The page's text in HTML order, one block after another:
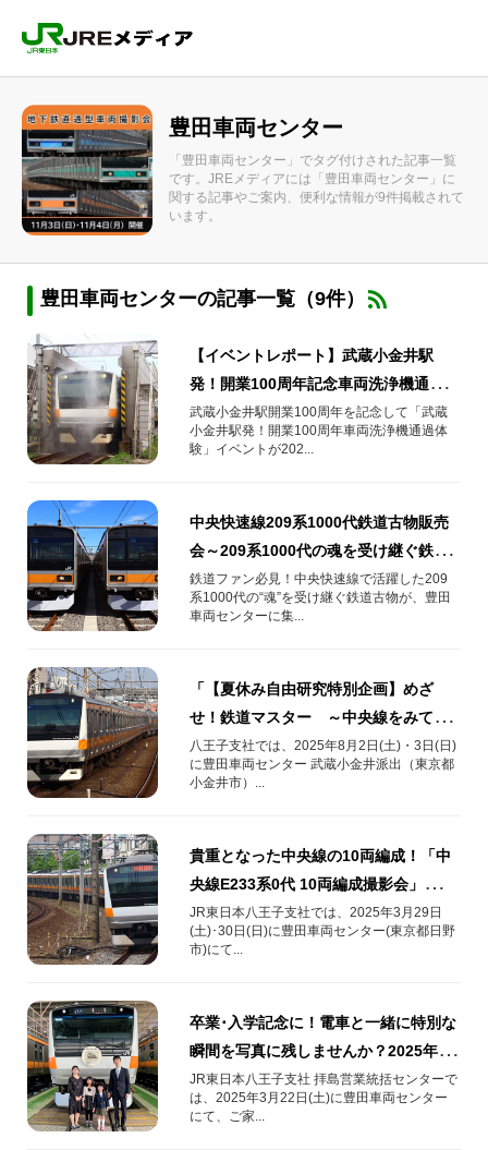
豊田車両センター
「豊田車両センター」でタグ付けされた記事一覧
です。JREメディアには「豊田車両センター」に
関する記事やご案内、便利な情報が9件掲載されて
います。
豊田車両センターの記事一覧（9件）
【イベントレポート】武蔵小金井駅
発！開業100周年記念車両洗浄機通過体
験
武蔵小金井駅開業100周年を記念して「武蔵
小金井駅発！開業100周年車両洗浄機通過体
験」イベントが202...
中央快速線209系1000代鉄道古物販売
会～209系1000代の魂を受け継ぐ鉄道
古物の宝探し～
鉄道ファン必見！中央快速線で活躍した209
系1000代の“魂”を受け継ぐ鉄道古物が、豊田
車両センターに集...
「【夏休み自由研究特別企画】めざ
せ！鉄道マスター ～中央線をみて！
さわって！まなぶ！電気で動く電車の
しくみ～」を開催します！
八王子支社では、2025年8月2日(土)・3日(日)
に豊田車両センター 武蔵小金井派出（東京都
小金井市）...
貴重となった中央線の10両編成！「中
央線E233系0代 10両編成撮影会」を
2025年3月29日(土)･30日(日)に開催！
JR東日本八王子支社では、2025年3月29日
(土)･30日(日)に豊田車両センター(東京都日野
市)にて...
卒業･入学記念に！電車と一緒に特別な
瞬間を写真に残しませんか？2025年3
月22日(土)にメモリアルフォトイベン
トを開催
JR東日本八王子支社 拝島営業統括センターで
は、2025年3月22日(土)に​豊田車両センター
にて、ご家...